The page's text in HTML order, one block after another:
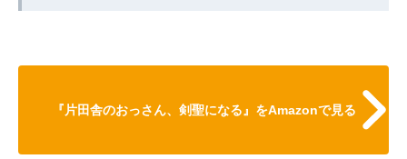
『片田舎のおっさん、剣聖になる』をAmazonで見る